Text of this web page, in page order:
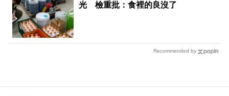
光 檢重批：食裡的良沒了
Recommended by